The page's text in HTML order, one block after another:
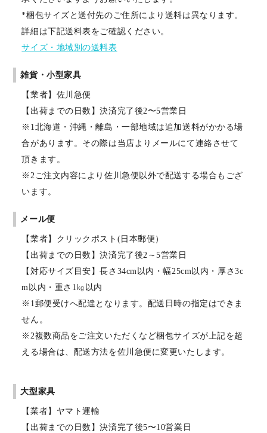
*梱包サイズと送付先のご住所により送料は異なります。
詳細は下記送料表をご確認ください。
サイズ・地域別の送料表
雑貨・小型家具
【業者】佐川急便
【出荷までの日数】決済完了後2〜5営業日
※1北海道・沖縄・離島・一部地域は追加送料がかかる場
合があります。その際は当店よりメールにて連絡させて
頂きます。
※2ご注文内容により佐川急便以外で配送する場合もござ
います。
メール便
【業者】クリックポスト(日本郵便）
【出荷までの日数】決済完了後2～5営業日
【対応サイズ目安】長さ34cm以内・幅25cm以内・厚さ3c
m以内・重さ1㎏以内
※1郵便受けへ配達となります。配送日時の指定はできま
せん。
※2複数商品をご注文いただくなど梱包サイズが上記を超
える場合は、配送方法を佐川急便に変更いたします。
大型家具
【業者】ヤマト運輸
【出荷までの日数】決済完了後5〜10営業日